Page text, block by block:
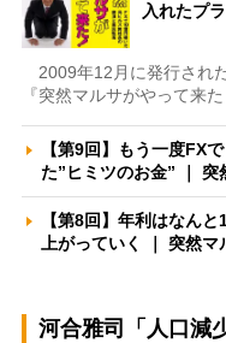
入れたプ
2009年12月に発行され
『突然マルサがやって来
【第9回】もう一度FX
た”ヒミツのお金” ｜
【第8回】年利はなん
上がっていく ｜ 突然
河合雅司「人口減